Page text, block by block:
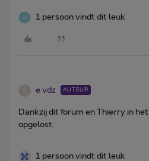
1 persoon vindt dit leuk
e vdz AUTEUR
Dankzij dit forum en Thierry in
opgelost.
1 persoon vindt dit leuk